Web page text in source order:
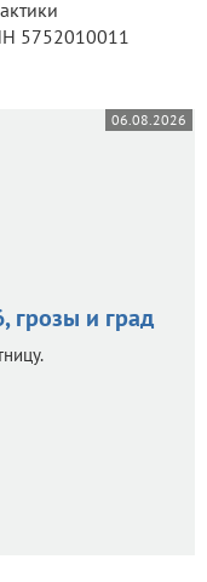
5752010011
06.08.2026
грозы и град